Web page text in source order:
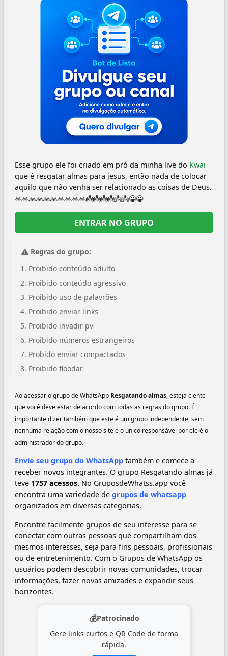
Esse grupo ele foi criado em pró da minha live do Kwai
que é resgatar almas para jesus, então nada de colocar
aquilo que não venha ser relacionado as coisas de Deus.
🙏🙏🙏🙏🙏🙏🙏🙏🙏🙏👼👼👼👼👼👼😀😀
ENTRAR NO GRUPO
Regras do grupo:
Proibido conteúdo adulto
Proibido conteúdo agressivo
Proibido uso de palavrões
Proibido enviar links
Proibido invadir pv
Proibido números estrangeiros
Probido enviar compactados
Proibido floodar
Ao acessar o grupo de WhatsApp Resgatando almas, esteja ciente
que você deve estar de acordo com todas as regras do grupo. É
importante dizer também que este é um grupo independente, sem
nenhuma relação com o nosso site e o único responsável por ele é o
administrador do grupo.
Envie seu grupo do WhatsApp também e comece a
receber novos integrantes. O grupo Resgatando almas já
teve 1757 acessos. No GruposdeWhatss.app você
encontra uma variedade de grupos de whatsapp
organizados em diversas categorias.
Encontre facilmente grupos de seu interesse para se
conectar com outras pessoas que compartilham dos
mesmos interesses, seja para fins pessoais, profissionais
ou de entretenimento. Com o Grupos de WhatsApp os
usuários podem descobrir novas comunidades, trocar
informações, fazer novas amizades e expandir seus
horizontes.
💰Patrocinado
Gere links curtos e QR Code de forma
rápida.